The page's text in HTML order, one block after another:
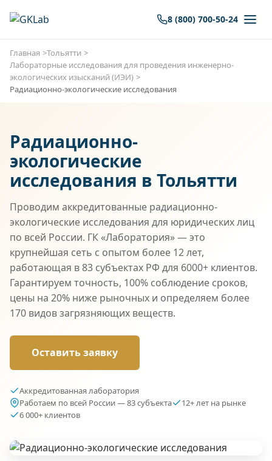
8 (800) 700-50-24
Главная
Тольятти
Лабораторные исследования для проведения инженерно-
экологических изысканий (ИЭИ)
Радиационно-экологические исследования
Радиационно-
экологические
исследования в Тольятти
Проводим аккредитованные радиационно-
экологические исследования для юридических лиц
по всей России. ГК «Лаборатория» — это
крупнейшая сеть с опытом более 12 лет,
работающая в 83 субъектах РФ для 6000+ клиентов.
Гарантируем точность, 100% соблюдение сроков,
цены на 20% ниже рыночных и определяем более
170 видов загрязняющих веществ.
Оставить заявку
Аккредитованная лаборатория
Работаем по всей России — 83 субъекта
12+ лет на рынке
6 000+ клиентов